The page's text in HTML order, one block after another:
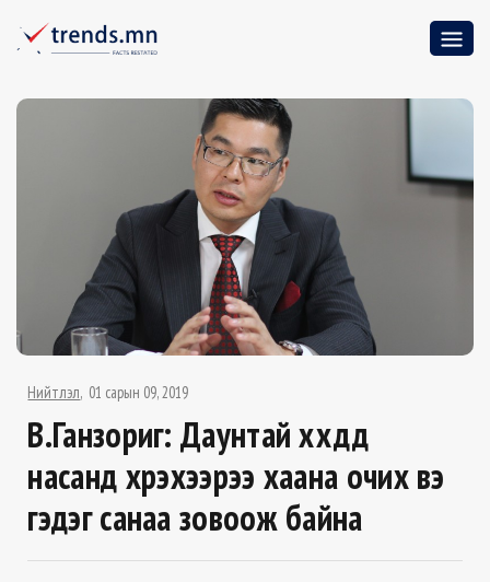
Нийтлэл 01 сарын 09, 2019
В.Ганзориг: Даунтай хүүхдүүд
насанд хүрэхээрээ хаана очих вэ
гэдэг санаа зовоож байна